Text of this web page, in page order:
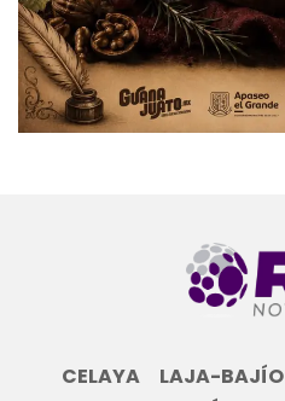
CELAYA LAJA-BAJÍO